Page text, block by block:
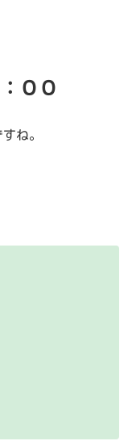
００
ね。